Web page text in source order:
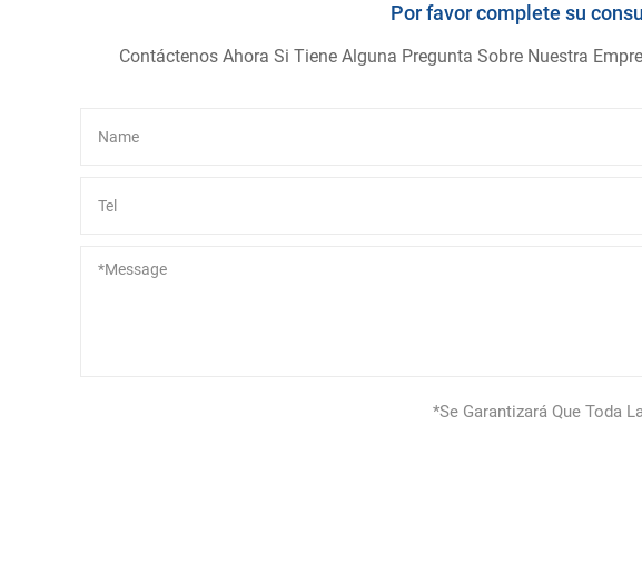
Por favor complete su
Contáctenos Ahora Si Tiene Alguna Pregunta Sobre Nuestra
*Se Garantizará Que Toda